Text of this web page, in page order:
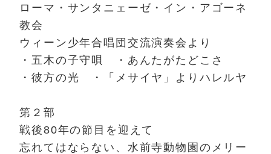
ローマ・サンタニェーゼ・イン・アゴーネ
教会
ウィーン少年合唱団交流演奏会より
・五木の子守唄 ・あんたがたどこさ
・彼方の光 ・「メサイヤ」よりハレルヤ
第２部
戦後80年の節目を迎えて
忘れてはならない、水前寺動物園のメリー